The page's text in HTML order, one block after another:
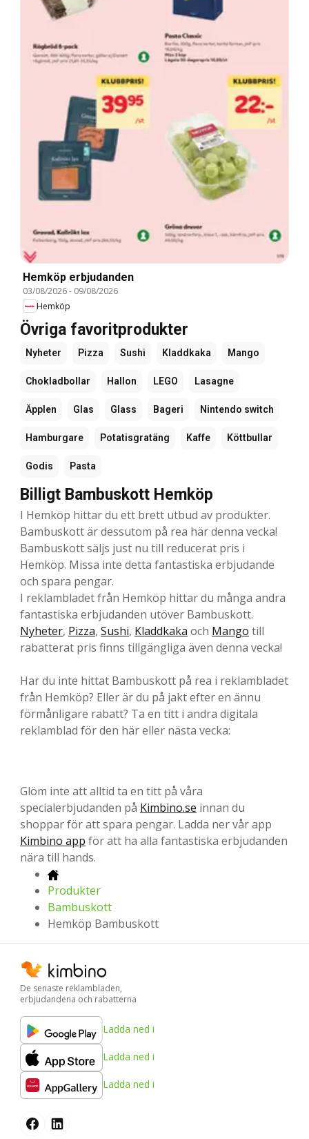
Hemköp erbjudanden
03/08/2026- 09/08/2026
Hemköp
Övriga favoritprodukter
Nyheter Pizza Sushi Kladdkaka Mango
Chokladbollar Hallon LEGO Lasagne
Äpplen Glas Glass Bageri Nintendo switch
Hamburgare Potatisgratäng Kaffe Köttbullar
Godis Pasta
Billigt Bambuskott Hemköp
I Hemköp hittar du ett brett utbud av produkter.
Bambuskott är dessutom på rea här denna vecka!
Bambuskott säljs just nu till reducerat pris i
Hemköp. Missa inte detta fantastiska erbjudande
och spara pengar.
I reklambladet från Hemköp hittar du många andra
fantastiska erbjudanden utöver Bambuskott.
Nyheter, Pizza, Sushi, Kladdkaka och Mango till
rabatterat pris finns tillgängliga även denna vecka!
Har du inte hittat Bambuskott på rea i reklambladet
från Hemköp? Eller är du på jakt efter en ännu
förmånligare rabatt? Ta en titt i andra digitala
reklamblad för den här eller nästa vecka:
Glöm inte att alltid ta en titt på våra
specialerbjudanden på Kimbino.se innan du
shoppar för att spara pengar. Ladda ner vår app
Kimbino app för att ha alla fantastiska erbjudanden
nära till hands.
Produkter
Bambuskott
Hemköp Bambuskott
De senaste reklambladen,
erbjudandena och rabatterna
Ladda ned i
Ladda ned i
Ladda ned i